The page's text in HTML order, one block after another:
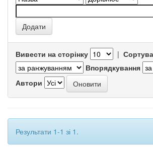
Вивести на сторінку |
Впорядкування
Автори
Результати 1-1 зі 1.